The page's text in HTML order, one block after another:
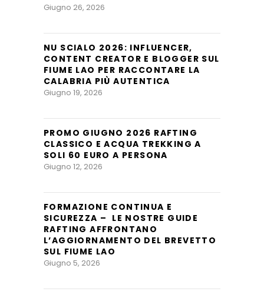
Giugno 26, 2026
NU SCIALO 2026: INFLUENCER,
CONTENT CREATOR E BLOGGER SUL
FIUME LAO PER RACCONTARE LA
CALABRIA PIÙ AUTENTICA
Giugno 19, 2026
PROMO GIUGNO 2026 RAFTING
CLASSICO E ACQUA TREKKING A
SOLI 60 EURO A PERSONA
Giugno 12, 2026
FORMAZIONE CONTINUA E
SICUREZZA – LE NOSTRE GUIDE
RAFTING AFFRONTANO
L’AGGIORNAMENTO DEL BREVETTO
SUL FIUME LAO
Giugno 5, 2026